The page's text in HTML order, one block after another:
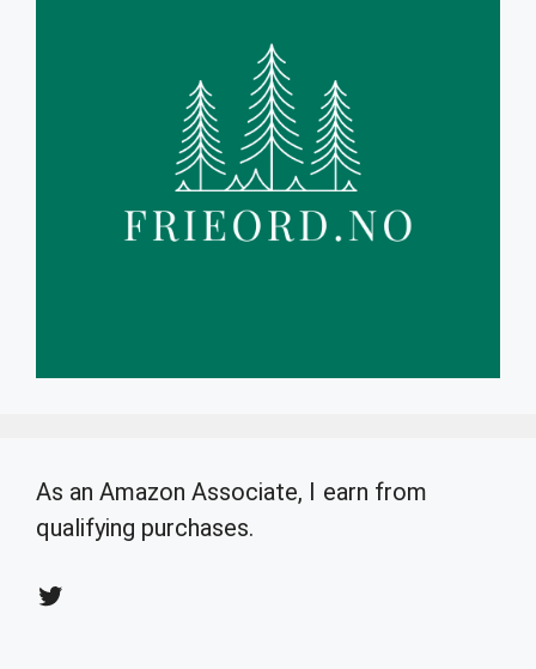
As an Amazon Associate, I earn from
qualifying purchases.
Twitter